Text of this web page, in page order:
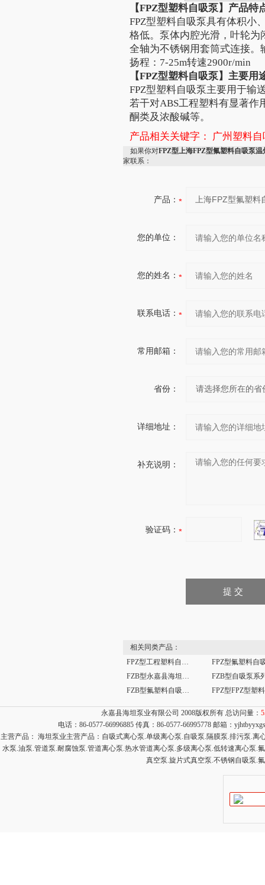
【FPZ型塑料自吸泵】产品特
FPZ型塑料自吸泵具有体积小
格低。泵体内腔光滑，叶轮
全轴为不锈钢用套筒式连接
扬程：7-25m转速2900r/min
【FPZ型塑料自吸泵】主要用
FPZ型塑料自吸泵主要用于输
若干对ABS工程塑料有显著作
酮类及浓酸碱等。
产品相关关键字： 广州塑料自
如果你对FPZ型上海FPZ型氟塑料自吸泵温
家联系：
产品：
您的单位：
您的姓名：
联系电话：
常用邮箱：
省份：
详细地址：
补充说明：
验证码：
相关同类产品：
FPZ型工程塑料自吸泵 自吸水泵
FZB型永嘉县海坦牌生产 FZB型氟塑料自吸泵
FZB型氟塑料自吸泵，氟塑料自吸泵 ，耐腐蚀自吸泵
永嘉县海坦泵业有限公司 2008版权所有 总访问量：
电话：86-0577-66996885 传真：86-0577-66995778 邮箱：
主营产品： 海坦泵业主营产品：自吸式离心泵.单级离心泵.自吸泵.隔膜泵.排污泵.
水泵.油泵.管道泵.耐腐蚀泵.管道离心泵.热水管道离心泵.多级离心泵.低转速离心泵
真空泵.旋片式真空泵.不锈钢自吸泵.